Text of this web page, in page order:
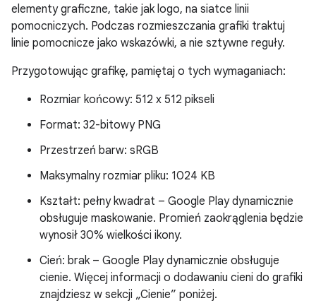
elementy graficzne, takie jak logo, na siatce linii
pomocniczych. Podczas rozmieszczania grafiki traktuj
linie pomocnicze jako wskazówki, a nie sztywne reguły.
Przygotowując grafikę, pamiętaj o tych wymaganiach:
Rozmiar końcowy: 512 x 512 pikseli
Format: 32-bitowy PNG
Przestrzeń barw: sRGB
Maksymalny rozmiar pliku: 1024 KB
Kształt: pełny kwadrat – Google Play dynamicznie
obsługuje maskowanie. Promień zaokrąglenia będzie
wynosił 30% wielkości ikony.
Cień: brak – Google Play dynamicznie obsługuje
cienie. Więcej informacji o dodawaniu cieni do grafiki
znajdziesz w sekcji „Cienie” poniżej.